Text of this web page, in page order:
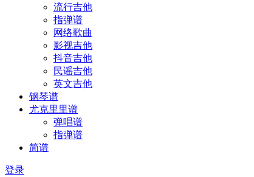
流行吉他
指弹谱
网络歌曲
影视吉他
抖音吉他
民谣吉他
英文吉他
钢琴谱
尤克里里谱
弹唱谱
指弹谱
简谱
登录